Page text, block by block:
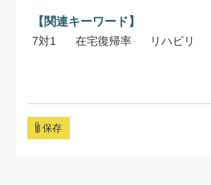
【関連キーワード】
7対1 在宅復帰率 リハビリ
保存